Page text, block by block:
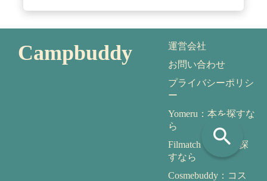
らいかかります。超撥水クリヤなら、薄物は約８４
search
Campbuddy
運営会社
お問い合わせ
プライバシーポリシ
ー
Yomeru：本を探すな
ら
Filmatch：映画を探
すなら
Cosmebuddy：コス